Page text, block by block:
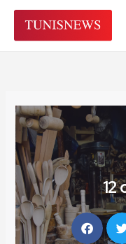
Aller
contenu
12